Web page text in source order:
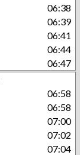
06:38
06:39
06:41
06:44
06:47
06:58
06:58
07:00
07:02
07:04